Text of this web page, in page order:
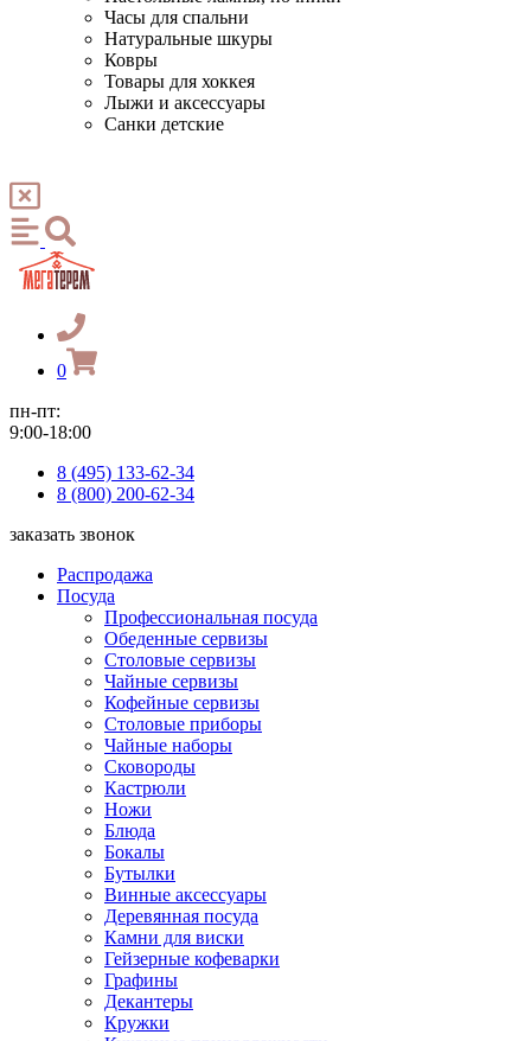
Часы для спальни
Натуральные шкуры
Ковры
Товары для хоккея
Лыжи и аксессуары
Санки детские
0
пн-пт:
9:00-18:00
8 (495) 133-62-34
8 (800) 200-62-34
заказать звонок
Распродажа
Посуда
Профессиональная посуда
Обеденные сервизы
Столовые сервизы
Чайные сервизы
Кофейные сервизы
Столовые приборы
Чайные наборы
Сковороды
Кастрюли
Ножи
Блюда
Бокалы
Бутылки
Винные аксессуары
Деревянная посуда
Камни для виски
Гейзерные кофеварки
Графины
Декантеры
Кружки